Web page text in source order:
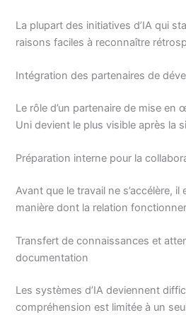
La plupart des initiatives d’IA qui
raisons faciles à reconnaître
Intégration des partenaires de
Le rôle d’un partenaire de mise en
Uni devient le plus visible après la
Préparation interne pour la
Avant que le travail ne s’accélère, il
manière dont la relation
Transfert de connaissances et
documentation
Les systèmes d’IA deviennent
compréhension est limitée à un